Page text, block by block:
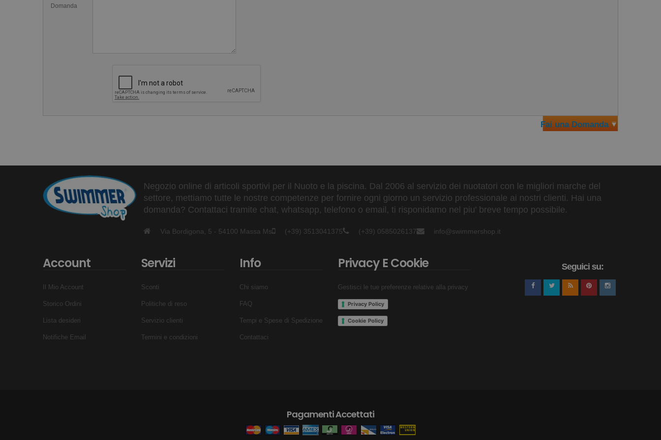
Domanda
Fai una Domanda
Negozio online di articoli sportivi per il Nuoto e la piscina. Dal 2006 al servizio dei nuotatori con le migliori marche del
settore, mettiamo tutte le nostre competenze per fornire ogni giorno un servizio professionale ai nostri clienti. Hai una
domanda? Contattaci tramite chat, whatsapp, telefono o email, ti risponidamo nel piu' breve tempo possibile.
Via Bordigona, 5 - 54100 Massa Ms (+39) 3513041375 (+39) 0585026137 info@swimmershop.it
Account
Il Mio Account
Storico Ordini
Lista desideri
Notifiche Email
Servizi
Sconti
Politiche di reso
Servizio clienti
Termini e condizioni
Info
Chi siamo
FAQ
Tempi e Spese di Spedizione
Contattaci
Privacy E Cookie
Gestisci le tue preferenze relative alla privacy
Privacy Policy
Cookie Policy
Seguici su:
Pagamenti Accettati